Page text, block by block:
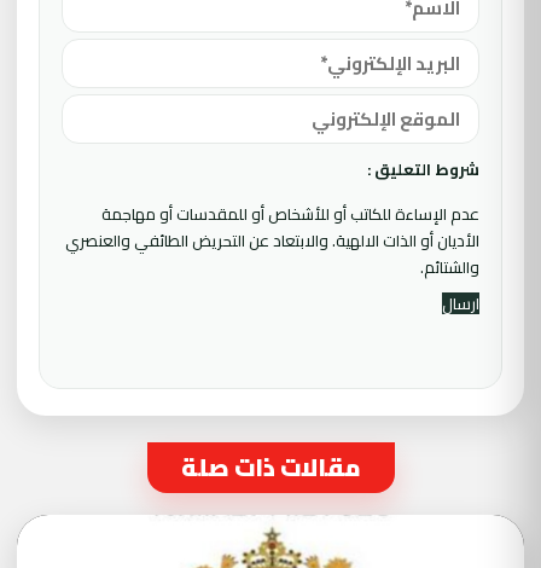
شروط التعليق :
عدم الإساءة للكاتب أو للأشخاص أو للمقدسات أو مهاجمة
الأديان أو الذات الالهية. والابتعاد عن التحريض الطائفي والعنصري
والشتائم.
مقالات ذات صلة